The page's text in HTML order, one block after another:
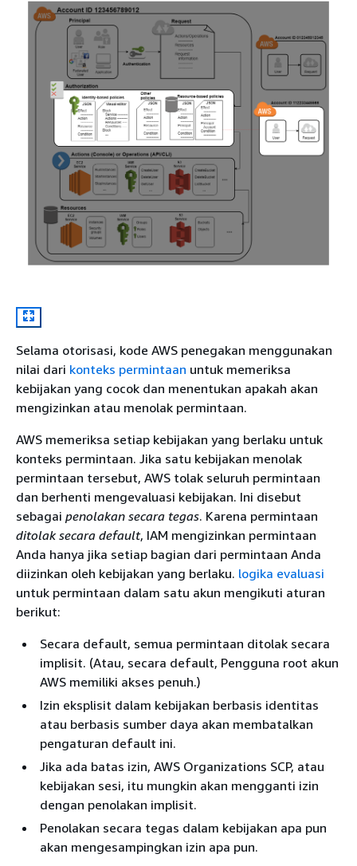
Selama otorisasi, kode AWS penegakan menggunakan
nilai dari konteks permintaan untuk memeriksa
kebijakan yang cocok dan menentukan apakah akan
mengizinkan atau menolak permintaan.
AWS memeriksa setiap kebijakan yang berlaku untuk
konteks permintaan. Jika satu kebijakan menolak
permintaan tersebut, AWS tolak seluruh permintaan
dan berhenti mengevaluasi kebijakan. Ini disebut
sebagai penolakan secara tegas. Karena permintaan
ditolak secara default, IAM mengizinkan permintaan
Anda hanya jika setiap bagian dari permintaan Anda
diizinkan oleh kebijakan yang berlaku. logika evaluasi
untuk permintaan dalam satu akun mengikuti aturan
berikut:
Secara default, semua permintaan ditolak secara
implisit. (Atau, secara default, Pengguna root akun
AWS memiliki akses penuh.)
Izin eksplisit dalam kebijakan berbasis identitas
atau berbasis sumber daya akan membatalkan
pengaturan default ini.
Jika ada batas izin, AWS Organizations SCP, atau
kebijakan sesi, itu mungkin akan mengganti izin
dengan penolakan implisit.
Penolakan secara tegas dalam kebijakan apa pun
akan mengesampingkan izin apa pun.